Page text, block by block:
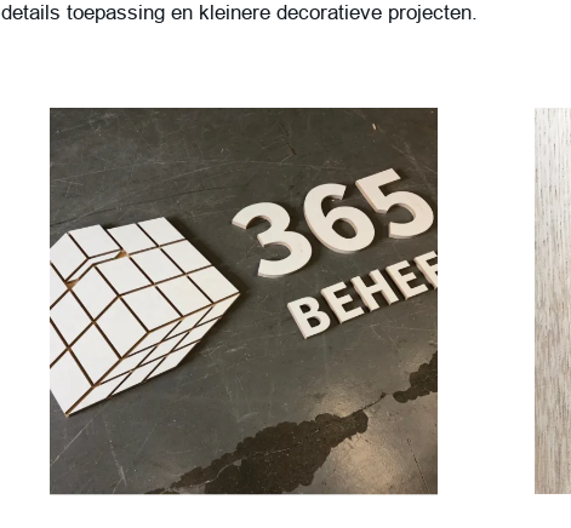
details toepassing en kleinere decoratieve projecten.